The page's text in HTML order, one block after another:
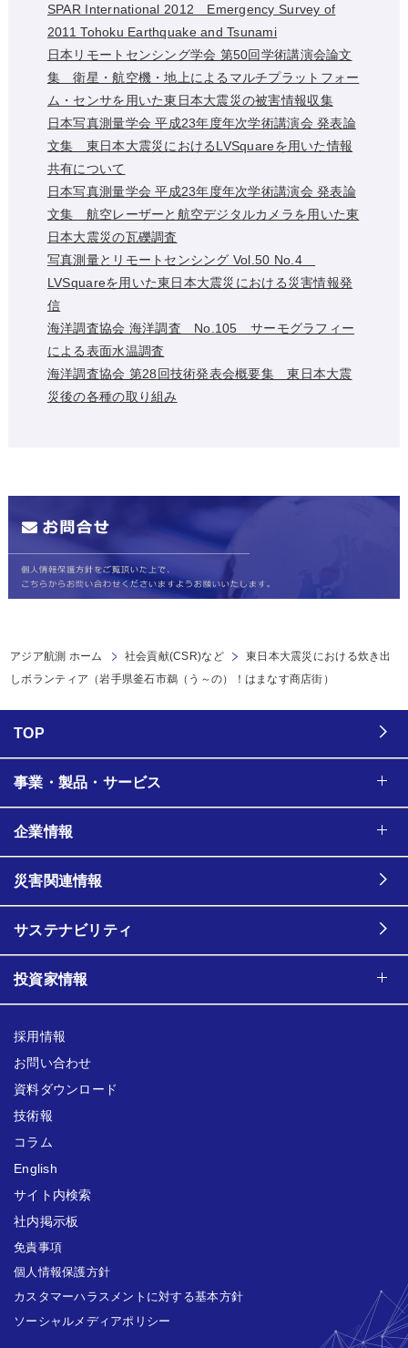
SPAR International 2012 Emergency Survey of
2011 Tohoku Earthquake and Tsunami
日本リモートセンシング学会 第50回学術講演会論文
集 衛星・航空機・地上によるマルチプラットフォー
ム・センサを用いた東日本大震災の被害情報収集
日本写真測量学会 平成23年度年次学術講演会 発表論
文集 東日本大震災におけるLVSquareを用いた情報
共有について
日本写真測量学会 平成23年度年次学術講演会 発表論
文集 航空レーザーと航空デジタルカメラを用いた東
日本大震災の瓦礫調査
写真測量とリモートセンシング Vol.50 No.4
LVSquareを用いた東日本大震災における災害情報発
信
海洋調査協会 海洋調査 No.105 サーモグラフィー
による表面水温調査
海洋調査協会 第28回技術発表会概要集 東日本大震
災後の各種の取り組み
アジア航測 ホーム 社会貢献(CSR)など
東日本大震災における炊き出
しボランティア（岩手県釜石市鵜（う～の）！はまなす商店街）
TOP
事業・製品・サービス
企業情報
災害関連情報
サステナビリティ
投資家情報
採用情報
お問い合わせ
資料ダウンロード
技術報
コラム
English
サイト内検索
社内掲示板
免責事項
個人情報保護方針
カスタマーハラスメントに対する基本方針
ソーシャルメディアポリシー